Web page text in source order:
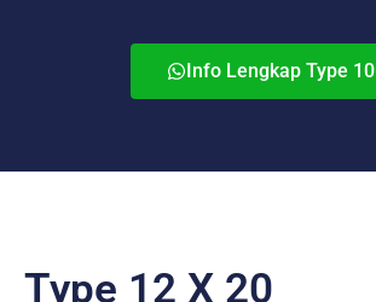
Info Lengkap Type 10
Type 12 X 20